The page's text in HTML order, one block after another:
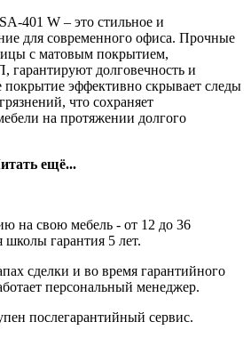
401 W – это стильное и
для современного офиса. Прочные
с матовым покрытием,
долговечность и
покрытие эффективно скрывает следы
что сохраняет
на протяжении долгого
ещё...
на свою мебель - от 12 до 36
школы гарантия 5 лет.
сделки и во время гарантийного
персональный менеджер.
послегарантийный сервис.